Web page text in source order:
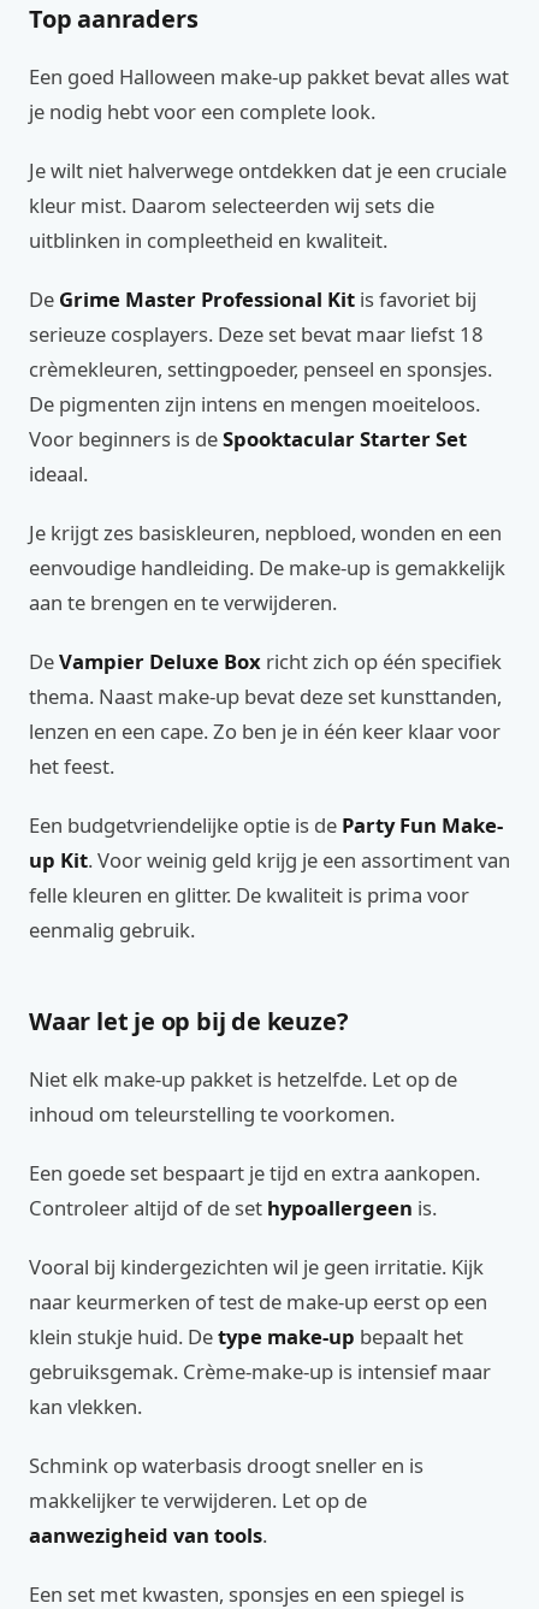
Top aanraders
Een goed Halloween make-up pakket bevat alles wat
je nodig hebt voor een complete look.
Je wilt niet halverwege ontdekken dat je een cruciale
kleur mist. Daarom selecteerden wij sets die
uitblinken in compleetheid en kwaliteit.
De Grime Master Professional Kit is favoriet bij
serieuze cosplayers. Deze set bevat maar liefst 18
crèmekleuren, settingpoeder, penseel en sponsjes.
De pigmenten zijn intens en mengen moeiteloos.
Voor beginners is deSpooktacular Starter Set
ideaal.
Je krijgt zes basiskleuren, nepbloed, wonden en een
eenvoudige handleiding. De make-up is gemakkelijk
aan te brengen en te verwijderen.
DeVampier Deluxe Box richt zich op één specifiek
thema. Naast make-up bevat deze set kunsttanden,
lenzen en een cape. Zo ben je in één keer klaar voor
het feest.
Een budgetvriendelijke optie is de Party Fun Make-
up Kit. Voor weinig geld krijg je een assortiment van
felle kleuren en glitter. De kwaliteit is prima voor
eenmalig gebruik.
Waar let je op bij de keuze?
Niet elk make-up pakket is hetzelfde. Let op de
inhoud om teleurstelling te voorkomen.
Een goede set bespaart je tijd en extra aankopen.
Controleer altijd of de set hypoallergeen is.
Vooral bij kindergezichten wil je geen irritatie. Kijk
naar keurmerken of test de make-up eerst op een
klein stukje huid. Detype make-up bepaalt het
gebruiksgemak. Crème-make-up is intensief maar
kan vlekken.
Schmink op waterbasis droogt sneller en is
makkelijker te verwijderen. Let op de
aanwezigheid van tools.
Een set met kwasten, sponsjes en een spiegel is